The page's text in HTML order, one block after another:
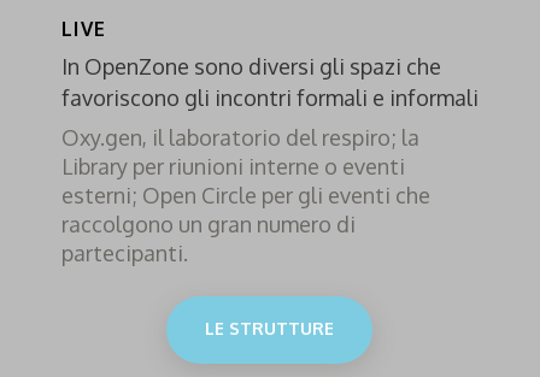
LIVE
In OpenZone sono diversi gli spazi che
favoriscono gli incontri formali e informali
Oxy.gen, il laboratorio del respiro; la
Library per riunioni interne o eventi
esterni; Open Circle per gli eventi che
raccolgono un gran numero di
partecipanti.
LE STRUTTURE